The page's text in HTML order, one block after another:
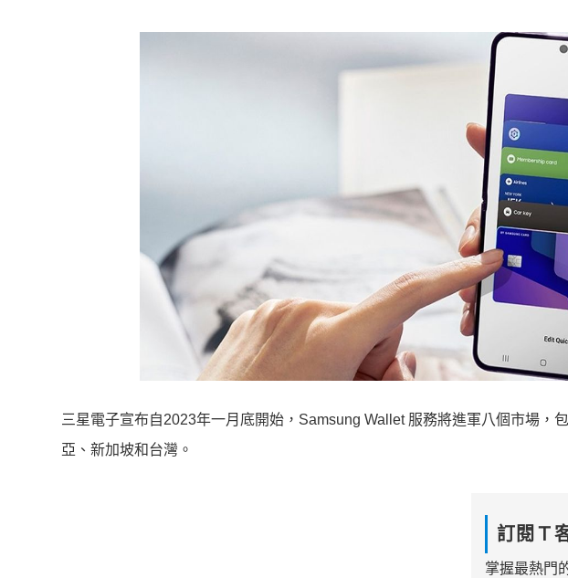
三星電子宣布自2023年一月底開始，Samsung Wallet 服務將進軍八個市場，
亞、新加坡和台灣。
訂閱Ｔ
掌握最熱門